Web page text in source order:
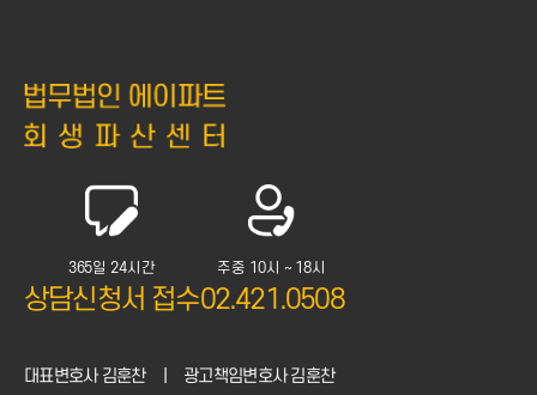
365일 24시간
상담신청서 접수
주중 10시 ~ 18시
02.421.0508
대표변호사 김훈찬
광고책임변호사 김훈찬